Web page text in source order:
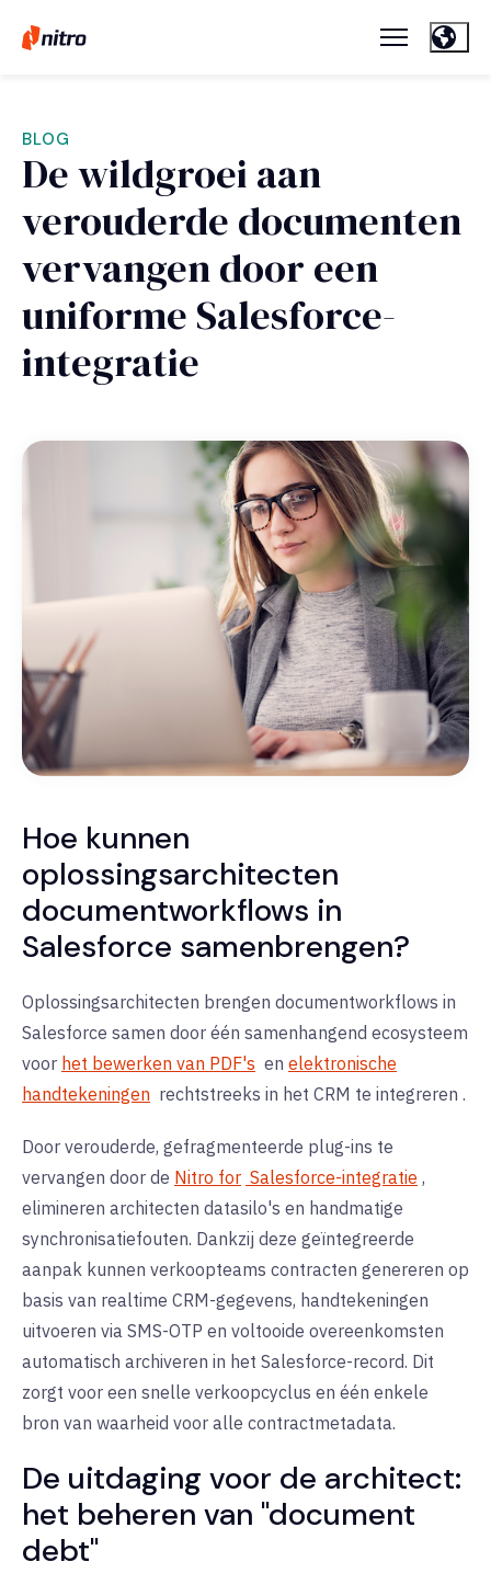
BLOG
De wildgroei aan
verouderde documenten
vervangen door een
uniforme Salesforce-
integratie
Hoe kunnen
oplossingsarchitecten
documentworkflows in
Salesforce samenbrengen?
Oplossingsarchitecten brengen documentworkflows in
Salesforce samen door één samenhangend ecosysteem
voor het bewerken van PDF's en elektronische
handtekeningen rechtstreeks in het CRM te integreren .
Door verouderde, gefragmenteerde plug-ins te
vervangen door de Nitro for Salesforce-integratie ,
elimineren architecten datasilo's en handmatige
synchronisatiefouten. Dankzij deze geïntegreerde
aanpak kunnen verkoopteams contracten genereren op
basis van realtime CRM-gegevens, handtekeningen
uitvoeren via SMS-OTP en voltooide overeenkomsten
automatisch archiveren in het Salesforce-record. Dit
zorgt voor een snelle verkoopcyclus en één enkele
bron van waarheid voor alle contractmetadata.
De uitdaging voor de architect:
het beheren van "document
debt"